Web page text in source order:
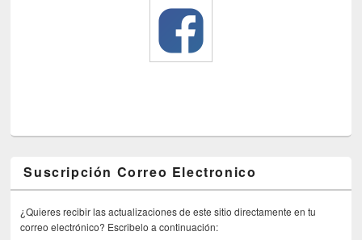
Suscripción Correo Electronico
¿Quieres recibir las actualizaciones de este sitio directamente en tu
correo electrónico? Escribelo a continuación: